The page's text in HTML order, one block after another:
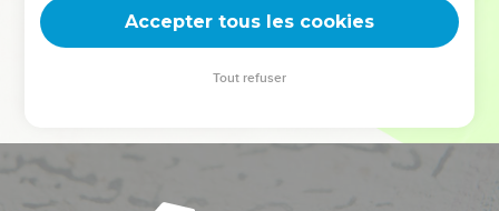
équipe, un groupe ou une famille, leur expérience est faite
Accepter tous les cookies
Tout refuser